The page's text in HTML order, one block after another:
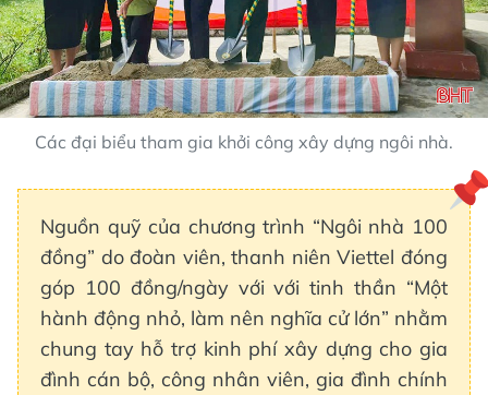
Các đại biểu tham gia khởi công xây dựng ngôi nhà.
Nguồn quỹ của chương trình “Ngôi nhà 100
đồng” do đoàn viên, thanh niên Viettel đóng
góp 100 đồng/ngày với với tinh thần “Một
hành động nhỏ, làm nên nghĩa cử lớn” nhằm
chung tay hỗ trợ kinh phí xây dựng cho gia
đình cán bộ, công nhân viên, gia đình chính